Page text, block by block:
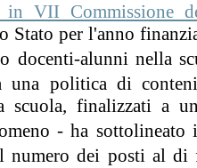
in VII Commissione
Stato per l'anno
docenti-alunni nella
una politica di
scuola, finalizzati a
- ha
numero dei posti al